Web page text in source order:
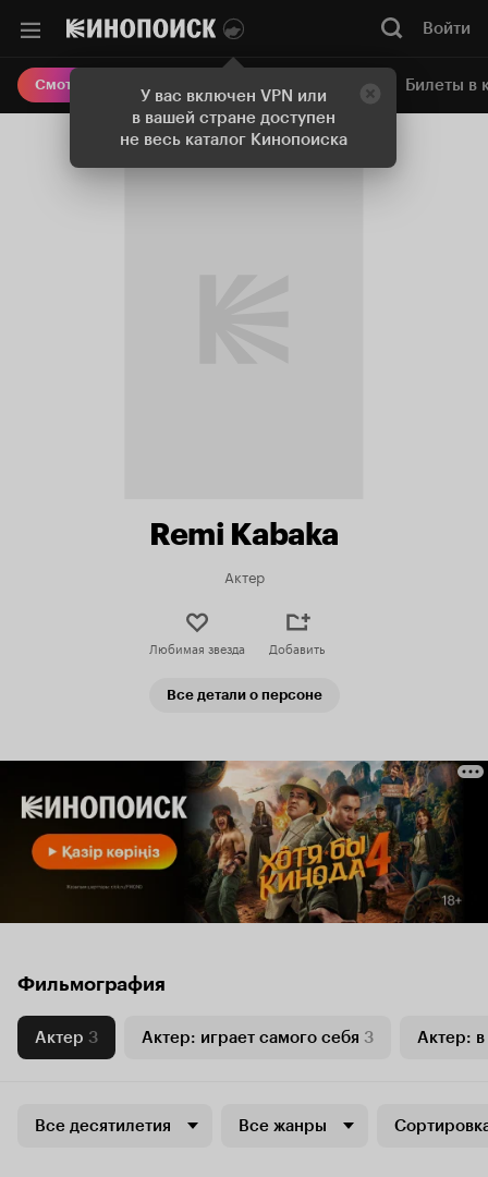
У вас включен VPN или
в вашей стране доступен
не весь каталог Кинопоиска
Войти
Смотреть кино Онлайн-кинотеатр Билеты в
Remi Kabaka
Актер
Любимая звезда Добавить
Все детали о персоне
Фильмография
Актер 3 Актер: играет самого себя 3 Актер: в
Все десятилетия Все жанры